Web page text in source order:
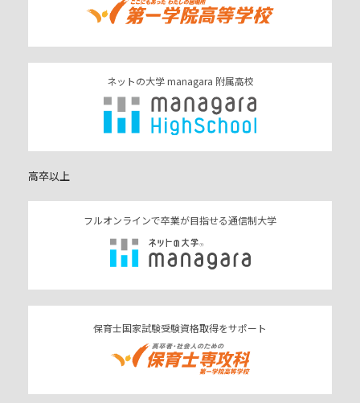
ネットの大学 managara 附属高校
高卒以上
フルオンラインで卒業が目指せる通信制大学
保育士国家試験受験資格取得をサポート